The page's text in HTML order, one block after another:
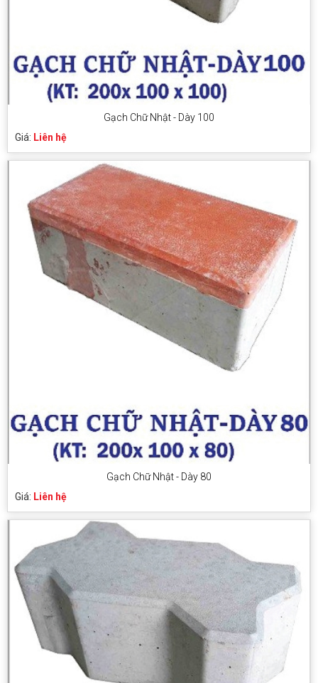
Gạch Chữ Nhật - Dày 100
Giá: Liên hệ
Gạch Chữ Nhật - Dày 80
Giá: Liên hệ